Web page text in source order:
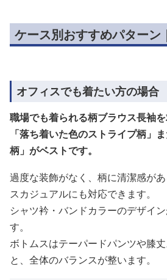
ケース別おすすめパターン
オフィスでも着たい方の場合
職場でも着られる柄ブラウス長袖を
「落ち着いた色のストライプ柄」
柄」がベストです。
過度な装飾がなく、柄に清潔感が
スカジュアルにも対応できます。
シャツ衿・バンドカラーのデザイ
す。
ボトムスはテーパードパンツや膝
と、全体のバランスが整います。